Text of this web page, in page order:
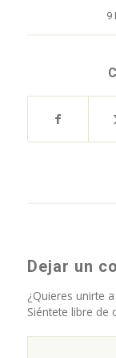
9
Dejar un
¿Quieres unirte
Siéntete libre de